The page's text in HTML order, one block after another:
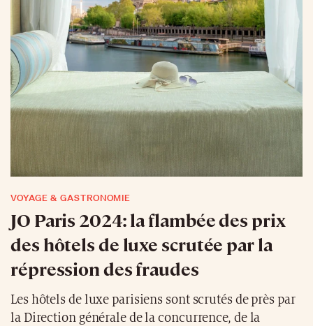
VOYAGE & GASTRONOMIE
JO Paris 2024: la flambée des prix
des hôtels de luxe scrutée par la
répression des fraudes
Les hôtels de luxe parisiens sont scrutés de près par
la Direction générale de la concurrence, de la